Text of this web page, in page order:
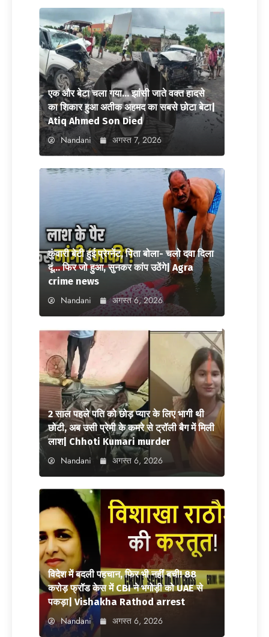
एक और बेटा चला गया… झांसी जाते वक्त हादसे
का शिकार हुआ अतीक अहमद का सबसे छोटा बेटा|
Atiq Ahmed Son Died
Nandani अगस्त 7, 2026
कुंवारी बेटी हुई प्रेग्नेंट, पिता बोला- चलो दवा दिला
दूं… फिर जो हुआ, सुनकर कांप उठेंगे| Agra
crime news
Nandani अगस्त 6, 2026
2 साल पहले पति को छोड़ प्यार के लिए भागी थी
छोटी, अब उसी प्रेमी के कमरे से ट्रॉली बैग में मिली
लाश| Chhoti Kumari murder
Nandani अगस्त 6, 2026
विदेश में बदली पहचान, फिर भी नहीं बची! 88
करोड़ फ्रॉड केस में CBI ने भगोड़ी को UAE से
पकड़ा| Vishakha Rathod arrest
Nandani अगस्त 6, 2026